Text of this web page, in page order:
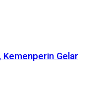
Gelar